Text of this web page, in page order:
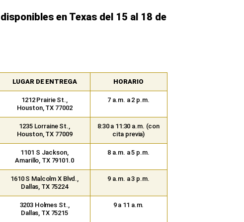
en Texas del 15 al 18 de
LUGAR DE ENTREGA HORARIO
1212 Prairie St.,
Houston, TX 77002
7 a.m. a 2 p.m.
1235 Lorraine St.,
Houston, TX 77009
8:30 a 11:30 a.m. (con
cita previa)
1101 S Jackson,
Amarillo, TX 79101.0
8 a.m. a 5 p.m.
1610 S Malcolm X Blvd.,
Dallas, TX 75224
9 a.m. a 3 p.m.
3203 Holmes St.,
Dallas, TX 75215
9 a 11 a.m.